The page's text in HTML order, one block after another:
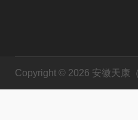
Copyright © 2026 安徽天康